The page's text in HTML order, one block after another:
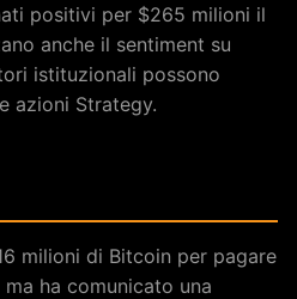
positivi per $265 milioni il
anche il sentiment su
istituzionali possono
azioni Strategy.
milioni di Bitcoin per pagare
ha comunicato una